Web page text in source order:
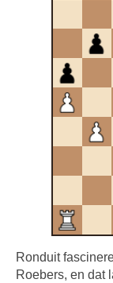
Ronduit
Roebers, en dat